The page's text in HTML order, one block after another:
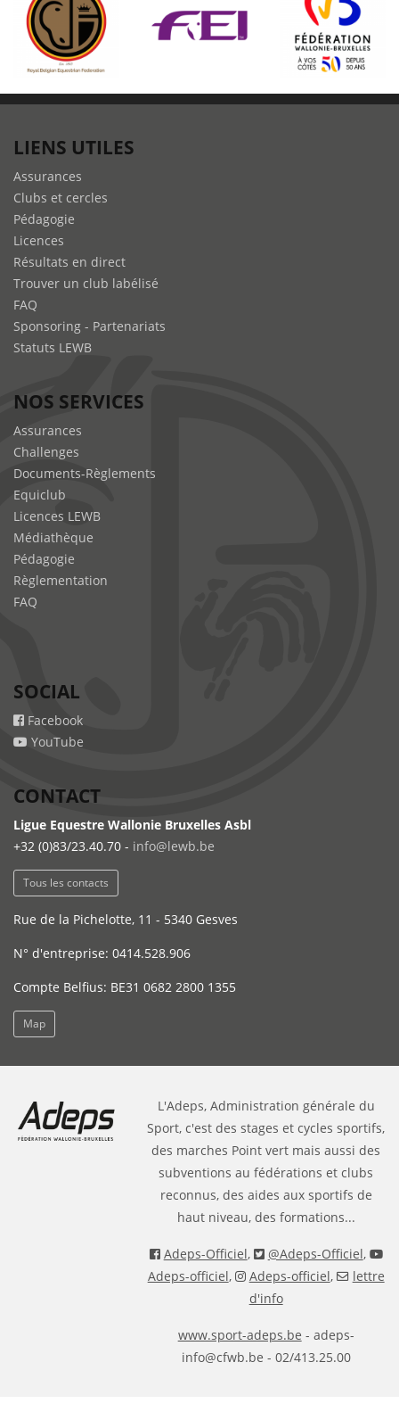
LIENS UTILES
Assurances
Clubs et cercles
Pédagogie
Licences
Résultats en direct
Trouver un club labélisé
FAQ
Sponsoring - Partenariats
Statuts LEWB
NOS SERVICES
Assurances
Challenges
Documents-Règlements
Equiclub
Licences LEWB
Médiathèque
Pédagogie
Règlementation
FAQ
SOCIAL
Facebook
YouTube
CONTACT
Ligue Equestre Wallonie Bruxelles Asbl
+32 (0)83/23.40.70 - info@lewb.be
Tous les contacts
Rue de la Pichelotte, 11 - 5340 Gesves
N° d'entreprise: 0414.528.906
Compte Belfius: BE31 0682 2800 1355
Map
L'Adeps, Administration générale du
Sport, c'est des stages et cycles sportifs,
des marches Point vert mais aussi des
subventions au fédérations et clubs
reconnus, des aides aux sportifs de
haut niveau, des formations...
Adeps-Officiel, @Adeps-Officiel,
Adeps-officiel, Adeps-officiel,
lettre
d'info
www.sport-adeps.be - adeps-
info@cfwb.be - 02/413.25.00